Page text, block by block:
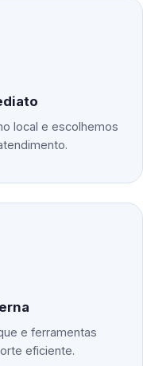
local e escolhemos
e ferramentas
eficiente.